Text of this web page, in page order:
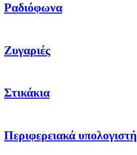
Ραδιόφωνα
Ζυγαριές
Στικάκια
Περιφερειακά υπολογιστή